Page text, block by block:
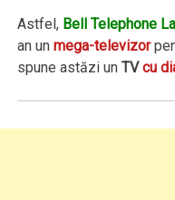
Astfel, Bell Telephone
an unmega-televizor
spune astăzi unTVcu